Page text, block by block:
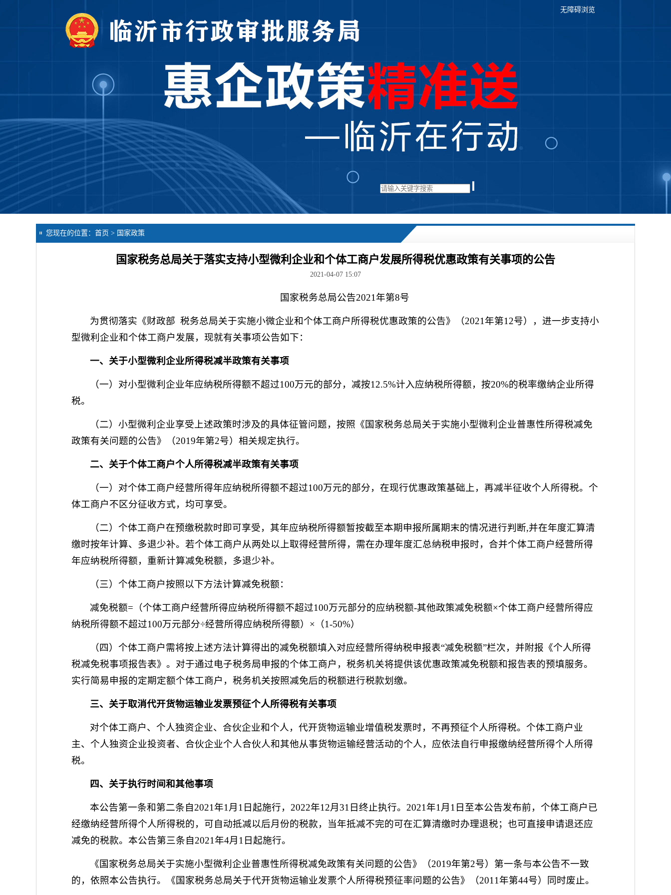
无障碍浏览
您现在的位置： 首页 > 国家政策
国家税务总局关于落实支持小型微利企业和个体工商户发展所得税优惠政策有关事项的公告
2021-04-07 15:07
国家税务总局公告2021年第8号
为贯彻落实《财政部 税务总局关于实施小微企业和个体工商户所得税优惠政策的公告》（2021年第12号），进一步支持小
型微利企业和个体工商户发展，现就有关事项公告如下：
一、关于小型微利企业所得税减半政策有关事项
（一）对小型微利企业年应纳税所得额不超过100万元的部分，减按12.5%计入应纳税所得额，按20%的税率缴纳企业所得
税。
（二）小型微利企业享受上述政策时涉及的具体征管问题，按照《国家税务总局关于实施小型微利企业普惠性所得税减免
政策有关问题的公告》（2019年第2号）相关规定执行。
二、关于个体工商户个人所得税减半政策有关事项
（一）对个体工商户经营所得年应纳税所得额不超过100万元的部分，在现行优惠政策基础上，再减半征收个人所得税。个
体工商户不区分征收方式，均可享受。
（二）个体工商户在预缴税款时即可享受，其年应纳税所得额暂按截至本期申报所属期末的情况进行判断,并在年度汇算清
缴时按年计算、多退少补。若个体工商户从两处以上取得经营所得，需在办理年度汇总纳税申报时，合并个体工商户经营所得
年应纳税所得额，重新计算减免税额，多退少补。
（三）个体工商户按照以下方法计算减免税额：
减免税额=（个体工商户经营所得应纳税所得额不超过100万元部分的应纳税额-其他政策减免税额×个体工商户经营所得应
纳税所得额不超过100万元部分÷经营所得应纳税所得额）×（1-50%）
（四）个体工商户需将按上述方法计算得出的减免税额填入对应经营所得纳税申报表“减免税额”栏次，并附报《个人所得
税减免税事项报告表》。对于通过电子税务局申报的个体工商户，税务机关将提供该优惠政策减免税额和报告表的预填服务。
实行简易申报的定期定额个体工商户，税务机关按照减免后的税额进行税款划缴。
三、关于取消代开货物运输业发票预征个人所得税有关事项
对个体工商户、个人独资企业、合伙企业和个人，代开货物运输业增值税发票时，不再预征个人所得税。个体工商户业
主、个人独资企业投资者、合伙企业个人合伙人和其他从事货物运输经营活动的个人，应依法自行申报缴纳经营所得个人所得
税。
四、关于执行时间和其他事项
本公告第一条和第二条自2021年1月1日起施行，2022年12月31日终止执行。2021年1月1日至本公告发布前，个体工商户已
经缴纳经营所得个人所得税的，可自动抵减以后月份的税款，当年抵减不完的可在汇算清缴时办理退税；也可直接申请退还应
减免的税款。本公告第三条自2021年4月1日起施行。
《国家税务总局关于实施小型微利企业普惠性所得税减免政策有关问题的公告》（2019年第2号）第一条与本公告不一致
的，依照本公告执行。《国家税务总局关于代开货物运输业发票个人所得税预征率问题的公告》（2011年第44号）同时废止。